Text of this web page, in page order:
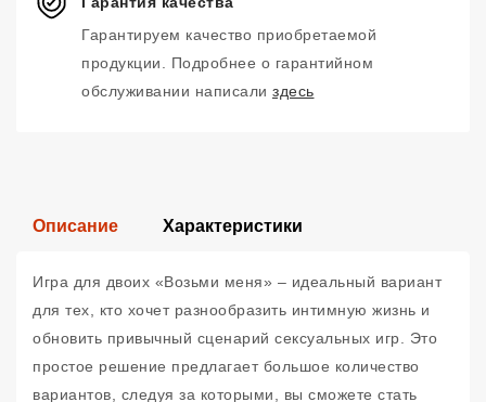
Гарантируем качество приобретаемой
продукции. Подробнее о гарантийном
обслуживании написали здесь
Описание Характеристики
Игра для двоих «Возьми меня» – идеальный вариант
для тех, кто хочет разнообразить интимную жизнь и
обновить привычный сценарий сексуальных игр. Это
простое решение предлагает большое количество
вариантов, следуя за которыми, вы сможете стать